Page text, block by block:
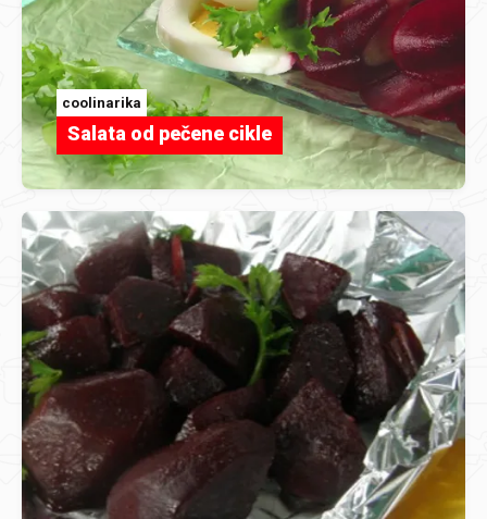
coolinarika
Salata od pečene cikle